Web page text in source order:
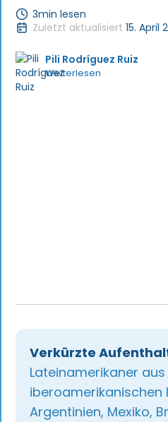
3min lesen
Zuletzt aktualisiert 15. April
Pili Rodríguez Ruiz
Weiterlesen
Verkürzte
Lateinamerikaner aus
iberoamerikanischen
Argentinien, Mexiko,